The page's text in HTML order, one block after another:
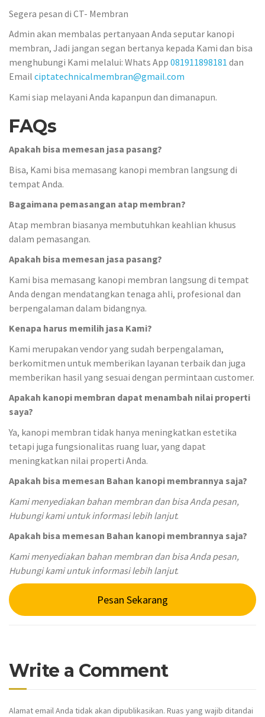
Segera pesan di CT- Membran
Admin akan membalas pertanyaan Anda seputar kanopi
membran, Jadi jangan segan bertanya kepada Kami dan bisa
menghubungi Kami melalui: Whats App 081911898181 dan
Email ciptatechnicalmembran@gmail.com
Kami siap melayani Anda kapanpun dan dimanapun.
FAQs
Apakah bisa memesan jasa pasang?
Bisa, Kami bisa memasang kanopi membran langsung di
tempat Anda.
Bagaimana pemasangan atap membran?
Atap membran biasanya membutuhkan keahlian khusus
dalam pemasangan.
Apakah bisa memesan jasa pasang?
Kami bisa memasang kanopi membran langsung di tempat
Anda dengan mendatangkan tenaga ahli, profesional dan
berpengalaman dalam bidangnya.
Kenapa harus memilih jasa Kami?
Kami merupakan vendor yang sudah berpengalaman,
berkomitmen untuk memberikan layanan terbaik dan juga
memberikan hasil yang sesuai dengan permintaan customer.
Apakah kanopi membran dapat menambah nilai properti
saya?
Ya, kanopi membran tidak hanya meningkatkan estetika
tetapi juga fungsionalitas ruang luar, yang dapat
meningkatkan nilai properti Anda.
Apakah bisa memesan Bahan kanopi membrannya saja?
Kami menyediakan bahan membran dan bisa Anda pesan,
Hubungi kami untuk informasi lebih lanjut.
Apakah bisa memesan Bahan kanopi membrannya saja?
Kami menyediakan bahan membran dan bisa Anda pesan,
Hubungi kami untuk informasi lebih lanjut.
Pesan Sekarang
Write a Comment
Alamat email Anda tidak akan dipublikasikan. Ruas yang wajib ditandai